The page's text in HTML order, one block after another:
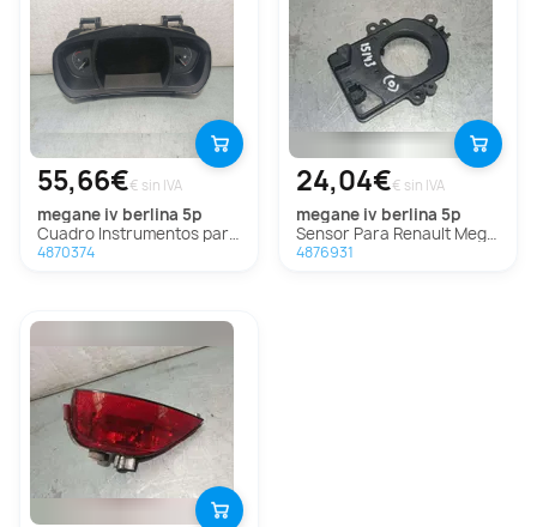
55,66€€ sin IVA
megane iv berlina 5p
Cuadro Instrumentos para Renault Megane Iv Berlina 5P
4870374
24,04€€ sin IVA
megane iv berlina 5p
Sensor Para Renault Megane Iv Berlina 5P
4876931